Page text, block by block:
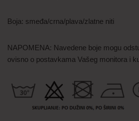
Boja: smeđa/crna/plava/zlatne niti
NAPOMENA: Navedene boje mogu
ovisno o postavkama Vašeg monitora i